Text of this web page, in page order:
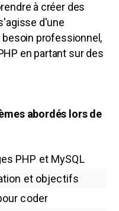
à créer des
d'une
professionnel,
en partant sur des
abordés lors de
PHP et MySQL
et objectifs
coder